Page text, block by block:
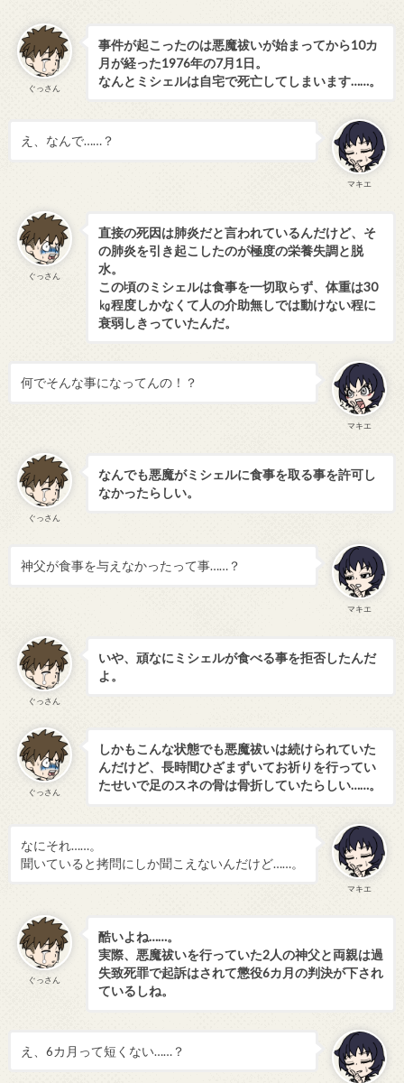
ぐっさん
事件が起こったのは悪魔祓いが始まってから10カ
月が経った1976年の7月1日。
なんとミシェルは自宅で死亡してしまいます……。
マキエ
え、なんで……？
ぐっさん
直接の死因は肺炎だと言われているんだけど、そ
の肺炎を引き起こしたのが極度の栄養失調と脱
水。
この頃のミシェルは食事を一切取らず、体重は30
㎏程度しかなくて人の介助無しでは動けない程に
衰弱しきっていたんだ。
マキエ
何でそんな事になってんの！？
ぐっさん
なんでも悪魔がミシェルに食事を取る事を許可し
なかったらしい。
マキエ
神父が食事を与えなかったって事……？
ぐっさん
いや、頑なにミシェルが食べる事を拒否したんだ
よ。
ぐっさん
しかもこんな状態でも悪魔祓いは続けられていた
んだけど、長時間ひざまずいてお祈りを行ってい
たせいで足のスネの骨は骨折していたらしい……。
マキエ
なにそれ……。
聞いていると拷問にしか聞こえないんだけど……。
ぐっさん
酷いよね……。
実際、悪魔祓いを行っていた2人の神父と両親は過
失致死罪で起訴はされて懲役6カ月の判決が下され
ているしね。
え、6カ月って短くない……？